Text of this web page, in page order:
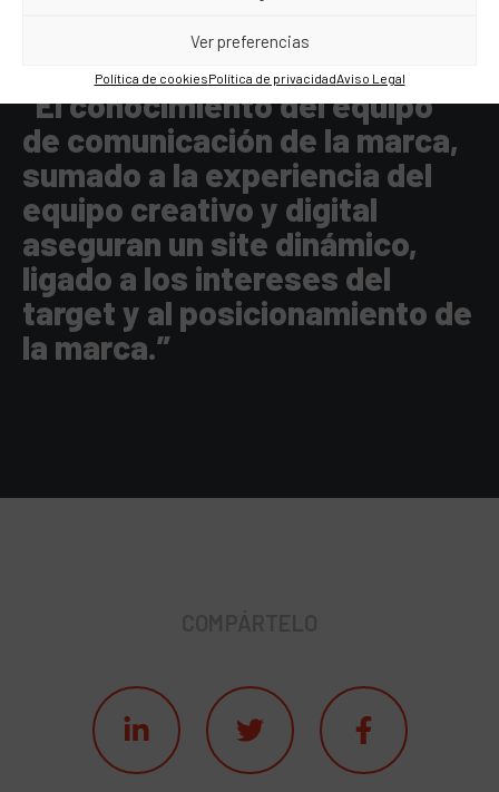
Ver preferencias
Política de cookiesPolítica de privacidadAviso Legal
“El conocimiento del equipo
de comunicación de la marca,
sumado a la experiencia del
equipo creativo y digital
aseguran un site dinámico,
ligado a los intereses del
target y al posicionamiento de
la marca.”